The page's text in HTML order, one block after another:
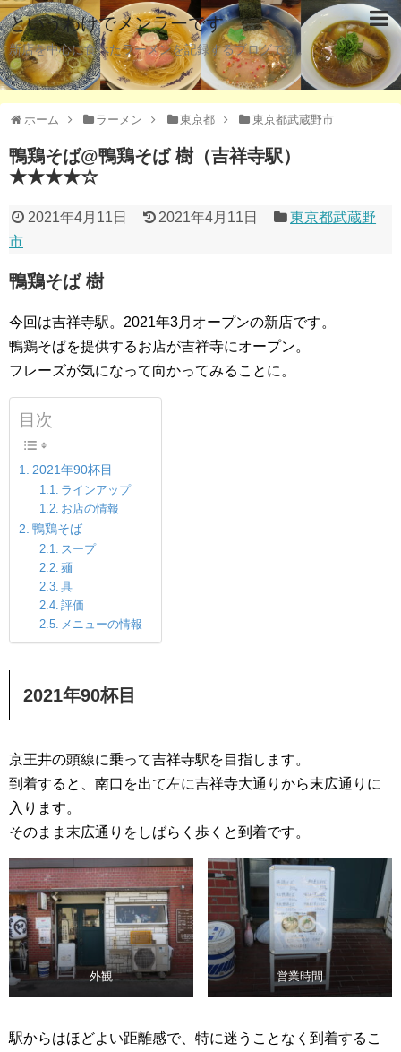
というわけでメンラーです
新店を中心に食べたラーメンを記録するブログです。
ホーム ラーメン 東京都 東京都武蔵野市
鴨鶏そば@鴨鶏そば 樹（吉祥寺駅）
★★★★☆
2021年4月11日 2021年4月11日
東京都武蔵野
市
鴨鶏そば 樹
今回は吉祥寺駅。2021年3月オープンの新店です。
鴨鶏そばを提供するお店が吉祥寺にオープン。
フレーズが気になって向かってみることに。
目次
2021年90杯目
ラインアップ
お店の情報
鴨鶏そば
スープ
麺
具
評価
メニューの情報
2021年90杯目
京王井の頭線に乗って吉祥寺駅を目指します。
到着すると、南口を出て左に吉祥寺大通りから末広通りに
入ります。
そのまま末広通りをしばらく歩くと到着です。
外観 営業時間
駅からはほどよい距離感で、特に迷うことなく到着するこ